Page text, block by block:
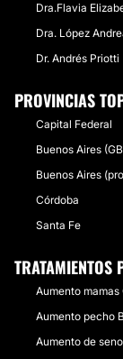
Dra.Flavia
Dra. López
Dr. Andrés Priotti
PROVINCIAS
Capital Federal
Buenos Aires
Buenos Aires
Córdoba
Santa Fe
TRATAMIENTOS
Aumento
Aumento pecho
Aumento de